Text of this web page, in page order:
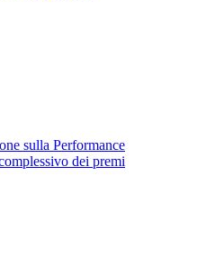
sulla Performance
dei premi